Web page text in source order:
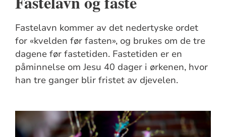
Fastelavn kommer av det nedertyske ordet
for «kvelden før fasten», og brukes om de tre
dagene før fastetiden. Fastetiden er en
påminnelse om Jesu 40 dager i ørkenen, hvor
han tre ganger blir fristet av djevelen.